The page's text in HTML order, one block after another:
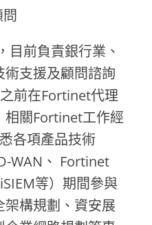
目前負責銀行業、
支援及顧問諮詢
前在Fortinet代理
相關Fortinet工作經
各項產品技術
WAN、 Fortinet
等）期間參與
構規劃、資安展